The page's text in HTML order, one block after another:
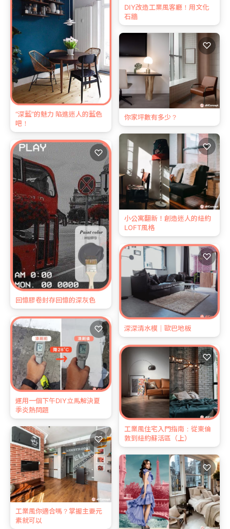
“深藍”的魅力 陷進迷人的藍色
吧！
回憶膠卷封存回憶的深灰色
♡
DIY改造工業風客廳！用文化
石牆
運用一個下午DIY立馬解決夏
季炎熱問題
♡
你家坪數有多少？
♡
工業風你適合嗎？掌握主要元
素就可以
♡
小公寓翻新！創造迷人的紐約
LOFT風格
♡
深深清水模｜歐巴地板
♡
工業風住宅入門指南：從東倫
敦到紐約蘇活區（上）
♡
♡